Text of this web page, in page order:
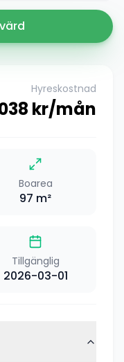
Hyreskostnad
kr/mån
Boarea
97 m²
Tillgänglig
2026-03-01